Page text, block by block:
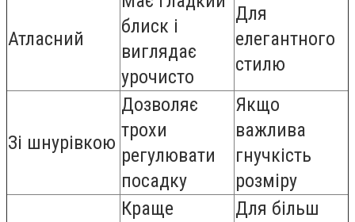
Атласний
блиск і
виглядає
урочисто
Для
елегантного
стилю
Зі шнурівкою
Дозволяє
трохи
регулювати
посадку
Якщо
важлива
гнучкість
розміру
Краще
Для більш